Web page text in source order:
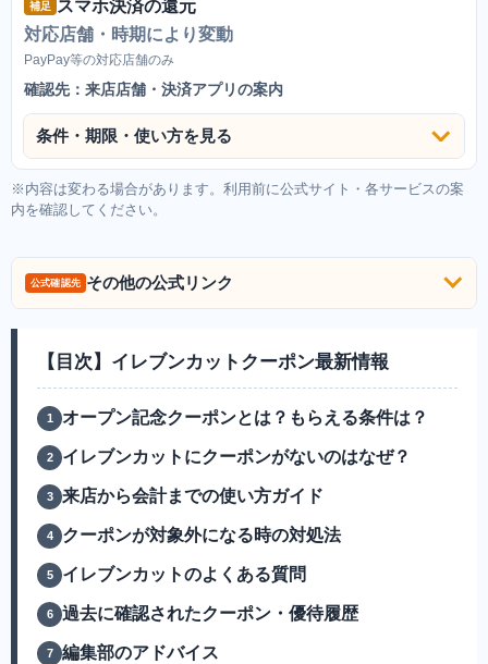
補足
スマホ決済の還元
対応店舗・時期により変動
PayPay等の対応店舗のみ
確認先：来店店舗・決済アプリの案内
条件・期限・使い方を見る
※内容は変わる場合があります。利用前に公式サイト・各サービスの案
内を確認してください。
公式確認先 その他の公式リンク
【目次】イレブンカットクーポン最新情報
オープン記念クーポンとは？もらえる条件は？
イレブンカットにクーポンがないのはなぜ？
来店から会計までの使い方ガイド
クーポンが対象外になる時の対処法
イレブンカットのよくある質問
過去に確認されたクーポン・優待履歴
編集部のアドバイス